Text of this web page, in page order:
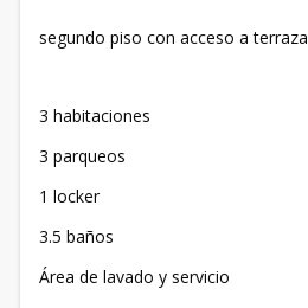
segundo piso con acceso a terraza
3 habitaciones
3 parqueos
1 locker
3.5 baños
Área de lavado y servicio